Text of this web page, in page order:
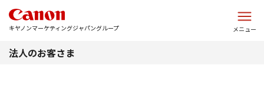
キヤノンマーケティングジャパングループ メニュー
法人のお客さま